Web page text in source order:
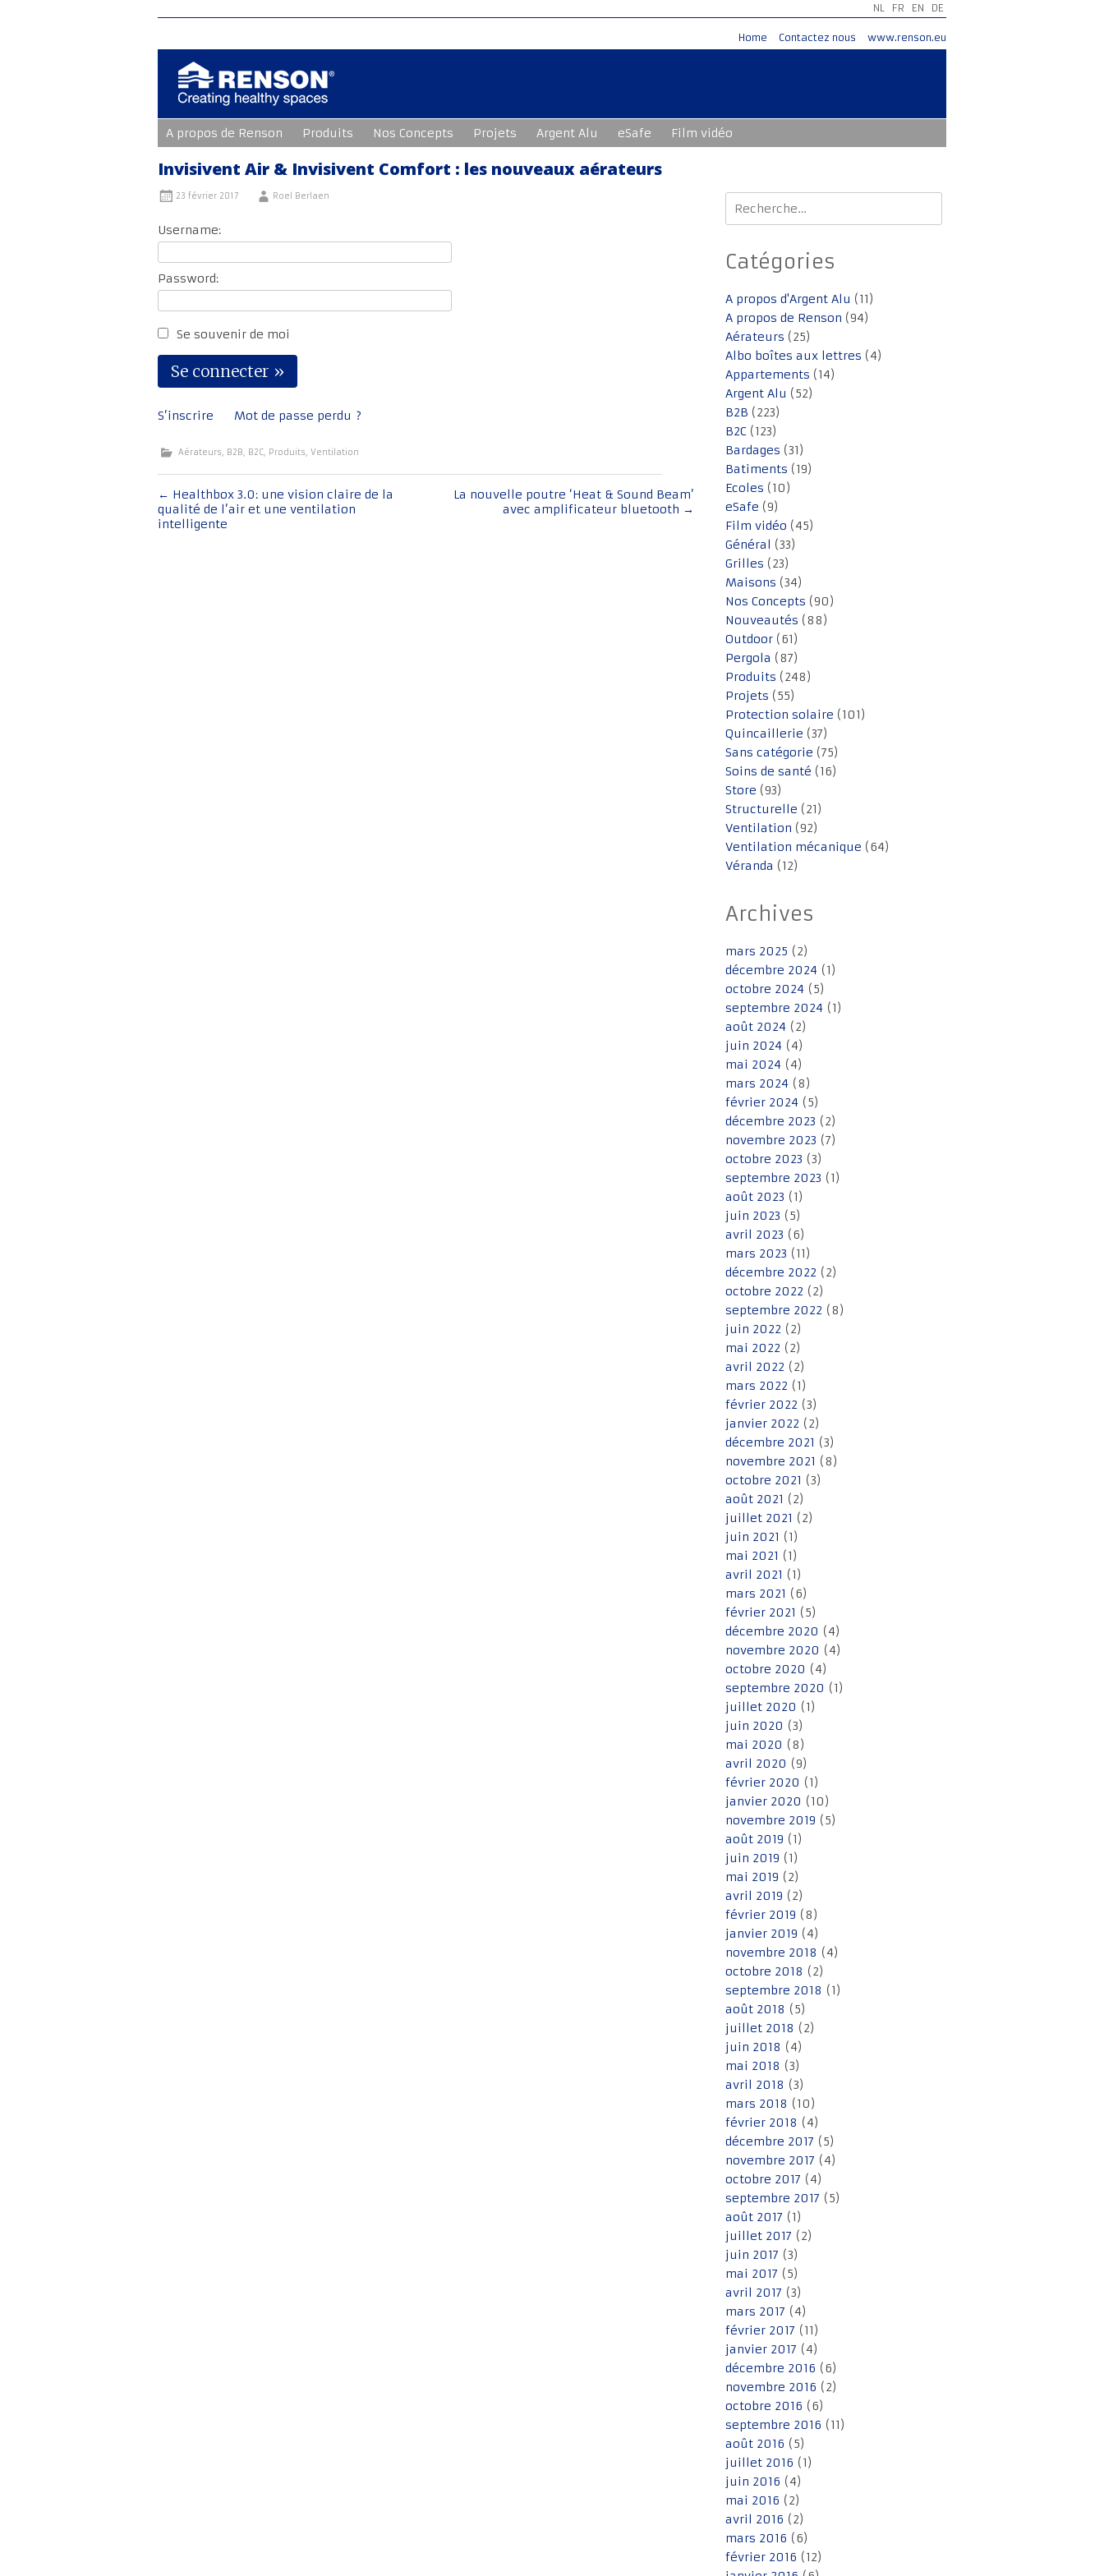
NL FR EN DE
Home Contactez nous www.renson.eu
au
contenu
principal
A propos de Renson Produits Nos Concepts Projets Argent Alu eSafe Film vidéo
Invisivent Air & Invisivent Comfort : les nouveaux aérateurs
23 février 2017 Roel Berlaen
Username:
Password:
Se souvenir de moi
S’inscrire Mot de passe perdu ?
Aérateurs, B2B, B2C, Produits, Ventilation
Navigation
de
← Healthbox 3.0: une vision claire de la
qualité de l’air et une ventilation
intelligente
La nouvelle poutre ‘Heat & Sound Beam’
avec amplificateur bluetooth →
Rechercher :
Catégories
A propos d'Argent Alu (11)
A propos de Renson (94)
Aérateurs (25)
Albo boîtes aux lettres (4)
Appartements (14)
Argent Alu (52)
B2B (223)
B2C (123)
Bardages (31)
Batiments (19)
Ecoles (10)
eSafe (9)
Film vidéo (45)
Général (33)
Grilles (23)
Maisons (34)
Nos Concepts (90)
Nouveautés (88)
Outdoor (61)
Pergola (87)
Produits (248)
Projets (55)
Protection solaire (101)
Quincaillerie (37)
Sans catégorie (75)
Soins de santé (16)
Store (93)
Structurelle (21)
Ventilation (92)
Ventilation mécanique (64)
Véranda (12)
Archives
mars 2025 (2)
décembre 2024 (1)
octobre 2024 (5)
septembre 2024 (1)
août 2024 (2)
juin 2024 (4)
mai 2024 (4)
mars 2024 (8)
février 2024 (5)
décembre 2023 (2)
novembre 2023 (7)
octobre 2023 (3)
septembre 2023 (1)
août 2023 (1)
juin 2023 (5)
avril 2023 (6)
mars 2023 (11)
décembre 2022 (2)
octobre 2022 (2)
septembre 2022 (8)
juin 2022 (2)
mai 2022 (2)
avril 2022 (2)
mars 2022 (1)
février 2022 (3)
janvier 2022 (2)
décembre 2021 (3)
novembre 2021 (8)
octobre 2021 (3)
août 2021 (2)
juillet 2021 (2)
juin 2021 (1)
mai 2021 (1)
avril 2021 (1)
mars 2021 (6)
février 2021 (5)
décembre 2020 (4)
novembre 2020 (4)
octobre 2020 (4)
septembre 2020 (1)
juillet 2020 (1)
juin 2020 (3)
mai 2020 (8)
avril 2020 (9)
février 2020 (1)
janvier 2020 (10)
novembre 2019 (5)
août 2019 (1)
juin 2019 (1)
mai 2019 (2)
avril 2019 (2)
février 2019 (8)
janvier 2019 (4)
novembre 2018 (4)
octobre 2018 (2)
septembre 2018 (1)
août 2018 (5)
juillet 2018 (2)
juin 2018 (4)
mai 2018 (3)
avril 2018 (3)
mars 2018 (10)
février 2018 (4)
décembre 2017 (5)
novembre 2017 (4)
octobre 2017 (4)
septembre 2017 (5)
août 2017 (1)
juillet 2017 (2)
juin 2017 (3)
mai 2017 (5)
avril 2017 (3)
mars 2017 (4)
février 2017 (11)
janvier 2017 (4)
décembre 2016 (6)
novembre 2016 (2)
octobre 2016 (6)
septembre 2016 (11)
août 2016 (5)
juillet 2016 (1)
juin 2016 (4)
mai 2016 (2)
avril 2016 (2)
mars 2016 (6)
février 2016 (12)